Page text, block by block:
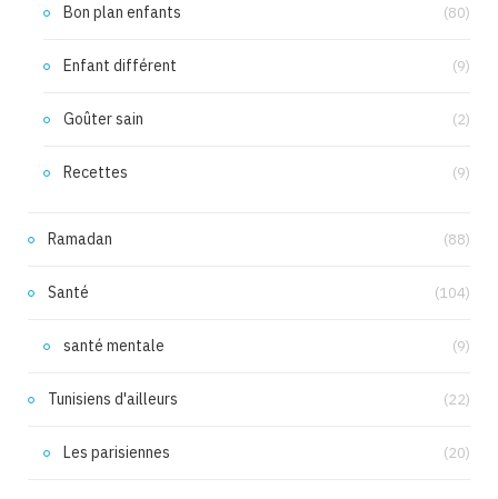
Bon plan enfants (80)
Enfant différent (9)
Goûter sain (2)
Recettes (9)
Ramadan (88)
Santé (104)
santé mentale (9)
Tunisiens d'ailleurs (22)
Les parisiennes (20)